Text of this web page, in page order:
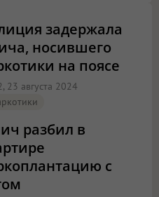
задержала
носившего
на поясе
23 августа 2024
разбил в
с